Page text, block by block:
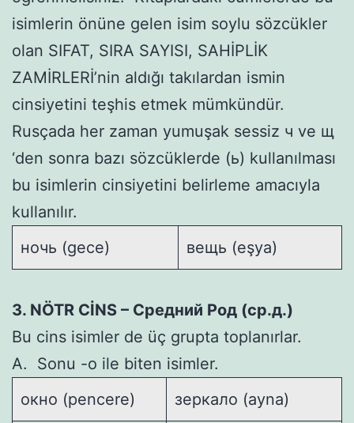
isimlerin önüne gelen isim soylu sözcükler
olan SIFAT, SIRA SAYISI, SAHİPLİK
ZAMİRLERİ’nin aldığı takılardan ismin
cinsiyetini teşhis etmek mümkündür.
Rusçada her zaman yumuşak sessiz ч ve щ
‘den sonra bazı sözcüklerde (ь) kullanılması
bu isimlerin cinsiyetini belirleme amacıyla
kullanılır.
ночь (gece)
вещь (eşya)
3. NÖTR CİNS – Средний Род (ср.д.)
Bu cins isimler de üç grupta toplanırlar.
A. Sonu -о ile biten isimler.
окно (pencere)
зеркало (ayna)